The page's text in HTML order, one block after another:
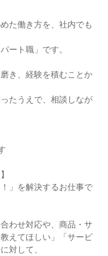
た働き方を、社内でも
ート職」です。
き、経験を積むことか
たうえで、相談しなが
」を解決するお仕事で
わせ対応や、商品・サ
えてほしい」「サービ
対して、